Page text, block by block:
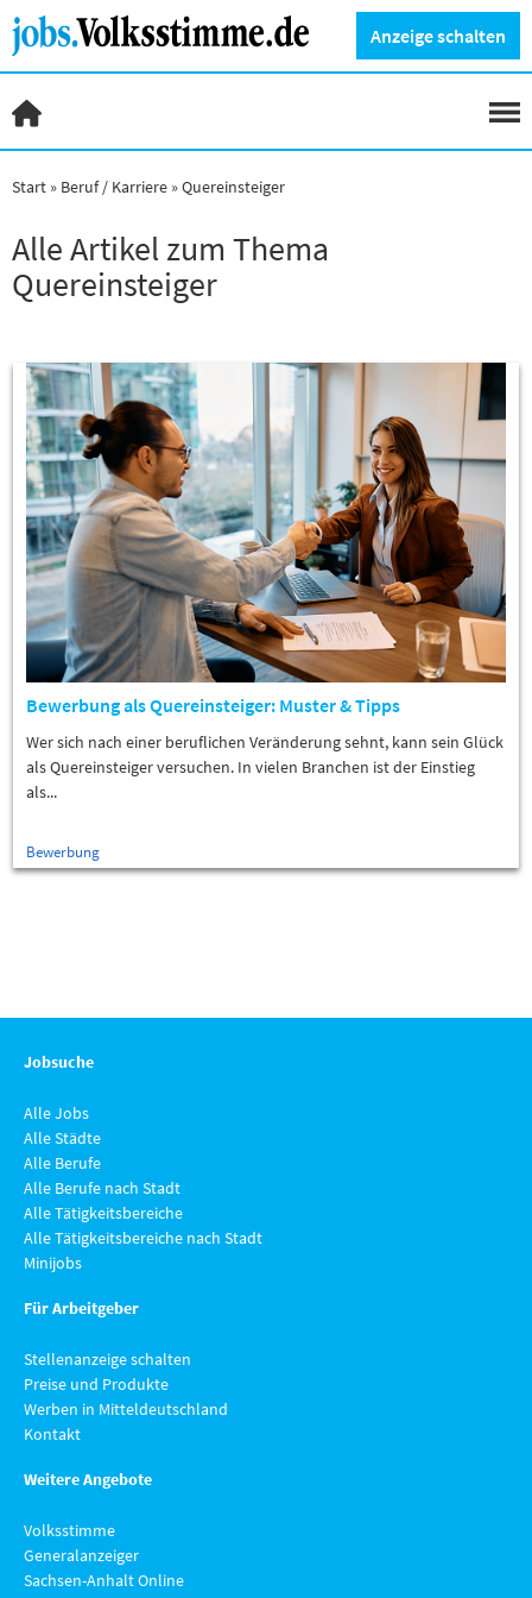
Anzeige schalten
Start Beruf / Karriere Quereinsteiger
Alle Artikel zum Thema
Quereinsteiger
Bewerbung als Quereinsteiger: Muster & Tipps
Wer sich nach einer beruflichen Veränderung sehnt, kann sein Glück
als Quereinsteiger versuchen. In vielen Branchen ist der Einstieg
als...
Bewerbung
Jobsuche
Alle Jobs
Alle Städte
Alle Berufe
Alle Berufe nach Stadt
Alle Tätigkeitsbereiche
Alle Tätigkeitsbereiche nach Stadt
Minijobs
Für Arbeitgeber
Stellenanzeige schalten
Preise und Produkte
Werben in Mitteldeutschland
Kontakt
Weitere Angebote
Volksstimme
Generalanzeiger
Sachsen-Anhalt Online